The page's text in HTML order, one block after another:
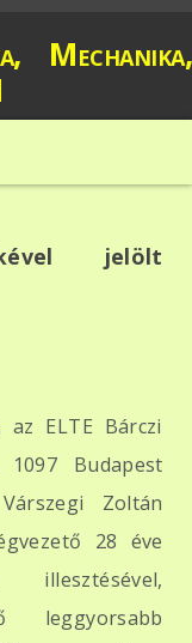
Mechanika,
SZAKMAI
jelölt
ELTE Bárczi
1097 Budapest
Zoltán
28 éve
illesztésével,
leggyorsabb